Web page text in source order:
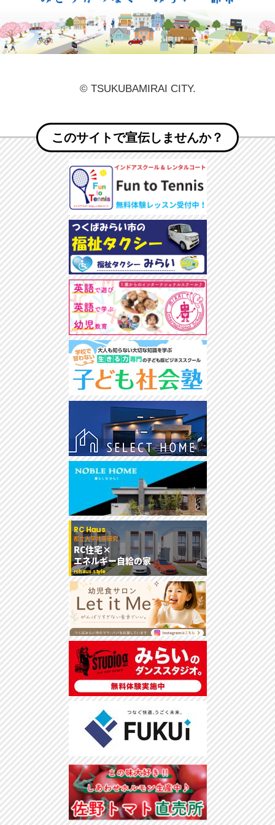
© TSUKUBAMIRAI CITY.
このサイトで宣伝しませんか？